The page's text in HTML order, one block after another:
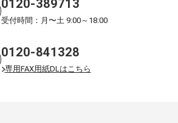
0120-389713
受付時間：月〜土 9:00～18:00
0120-841328
専用FAX用紙DLはこちら